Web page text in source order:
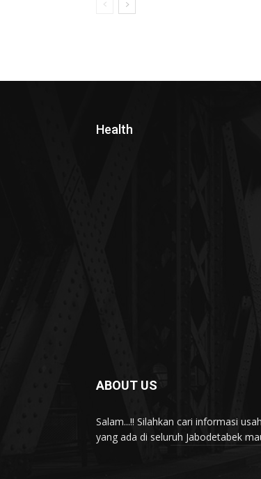
Health
ABOUT US
Salam...!! Silahkan cari informasi
yang ada di seluruh Jabodetabek